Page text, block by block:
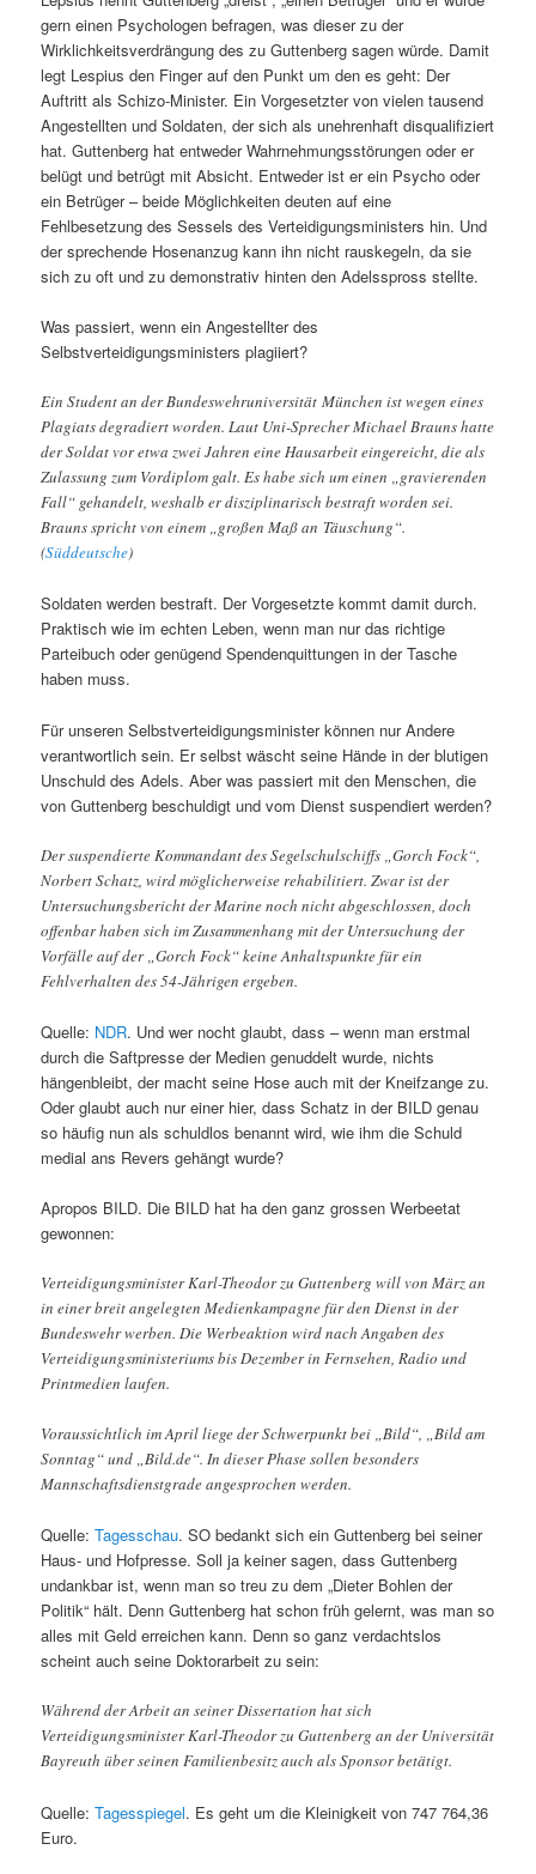
gern einen Psychologen befragen, was dieser zu der
Wirklichkeitsverdrängung des zu Guttenberg sagen würde. Damit
legt Lespius den Finger auf den Punkt um den es geht: Der
Auftritt als Schizo-Minister. Ein Vorgesetzter von vielen tausend
Angestellten und Soldaten, der sich als unehrenhaft disqualifiziert
hat. Guttenberg hat entweder Wahrnehmungsstörungen oder er
belügt und betrügt mit Absicht. Entweder ist er ein Psycho oder
ein Betrüger – beide Möglichkeiten deuten auf eine
Fehlbesetzung des Sessels des Verteidigungsministers hin. Und
der sprechende Hosenanzug kann ihn nicht rauskegeln, da sie
sich zu oft und zu demonstrativ hinten den Adelsspross stellte.
Was passiert, wenn ein Angestellter des
Selbstverteidigungsministers plagiiert?
Ein Student an der Bundeswehruniversität München ist wegen eines
Plagiats degradiert worden. Laut Uni-Sprecher Michael Brauns hatte
der Soldat vor etwa zwei Jahren eine Hausarbeit eingereicht, die als
Zulassung zum Vordiplom galt. Es habe sich um einen „gravierenden
Fall“ gehandelt, weshalb er disziplinarisch bestraft worden sei.
Brauns spricht von einem „großen Maß an Täuschung“.
(Süddeutsche)
Soldaten werden bestraft. Der Vorgesetzte kommt damit durch.
Praktisch wie im echten Leben, wenn man nur das richtige
Parteibuch oder genügend Spendenquittungen in der Tasche
haben muss.
Für unseren Selbstverteidigungsminister können nur Andere
verantwortlich sein. Er selbst wäscht seine Hände in der blutigen
Unschuld des Adels. Aber was passiert mit den Menschen, die
von Guttenberg beschuldigt und vom Dienst suspendiert werden?
Der suspendierte Kommandant des Segelschulschiffs „Gorch Fock“,
Norbert Schatz, wird möglicherweise rehabilitiert. Zwar ist der
Untersuchungsbericht der Marine noch nicht abgeschlossen, doch
offenbar haben sich im Zusammenhang mit der Untersuchung der
Vorfälle auf der „Gorch Fock“ keine Anhaltspunkte für ein
Fehlverhalten des 54-Jährigen ergeben.
Quelle: NDR. Und wer nocht glaubt, dass – wenn man erstmal
durch die Saftpresse der Medien genuddelt wurde, nichts
hängenbleibt, der macht seine Hose auch mit der Kneifzange zu.
Oder glaubt auch nur einer hier, dass Schatz in der BILD genau
so häufig nun als schuldlos benannt wird, wie ihm die Schuld
medial ans Revers gehängt wurde?
Apropos BILD. Die BILD hat ha den ganz grossen Werbeetat
gewonnen:
Verteidigungsminister Karl-Theodor zu Guttenberg will von März an
in einer breit angelegten Medienkampagne für den Dienst in der
Bundeswehr werben. Die Werbeaktion wird nach Angaben des
Verteidigungsministeriums bis Dezember in Fernsehen, Radio und
Printmedien laufen.
Voraussichtlich im April liege der Schwerpunkt bei „Bild“, „Bild am
Sonntag“ und „Bild.de“. In dieser Phase sollen besonders
Mannschaftsdienstgrade angesprochen werden.
Quelle:Tagesschau. SO bedankt sich ein Guttenberg bei seiner
Haus- und Hofpresse. Soll ja keiner sagen, dass Guttenberg
undankbar ist, wenn man so treu zu dem „Dieter Bohlen der
Politik“ hält. Denn Guttenberg hat schon früh gelernt, was man so
alles mit Geld erreichen kann. Denn so ganz verdachtslos
scheint auch seine Doktorarbeit zu sein:
Während der Arbeit an seiner Dissertation hat sich
Verteidigungsminister Karl-Theodor zu Guttenberg an der Universität
Bayreuth über seinen Familienbesitz auch als Sponsor betätigt.
Quelle:Tagesspiegel. Es geht um die Kleinigkeit von 747 764,36
Euro.